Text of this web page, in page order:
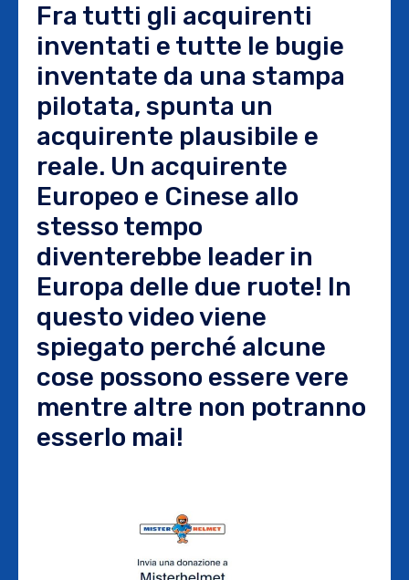
Fra tutti gli acquirenti
inventati e tutte le bugie
inventate da una stampa
pilotata, spunta un
acquirente plausibile e
reale. Un acquirente
Europeo e Cinese allo
stesso tempo
diventerebbe leader in
Europa delle due ruote! In
questo video viene
spiegato perché alcune
cose possono essere vere
mentre altre non potranno
esserlo mai!